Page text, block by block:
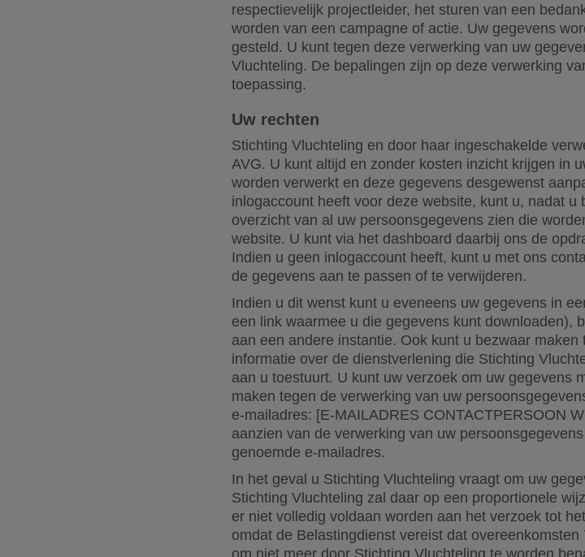
respectievelijk projectleider, het sturen van een
worden van een campagne of actie. Uw gegevens
gesteld. U kunt tegen deze verwerking van uw
Vluchteling. De bepalingen zijn op deze verwerking
toepassing.
Uw rechten
Stichting Vluchteling en door haar ingeschakelde
AVG. U kunt altijd en zonder kosten inzicht krijgen in
worden verwerkt en deze gegevens desgewenst
inlogaccount heeft voor deze website, kunt u, nadat
overzicht van al uw persoonsgegevens zien die
website. U kunt via het dashboard daarbij ons de
Indien u geen inlogaccount heeft, kunt u met ons
de gegevens aan te passen of te verwijderen.
Indien u dit wenst kunt u eveneens uw gegevens in
een link waarmee u die gegevens kunt downloaden),
aan een andere instantie. Ook kunt u bezwaar
informatie over de dienstverlening die Stichting
aan u toestuurt. U kunt uw verzoek om uw gegevens
maken tegen de verwerking van uw
e-mailadres: [E-MAILADRES CONTACTPERSOON
aanzien van de verwerking van uw
genoemde e-mailadres.
In het geval u Stichting Vluchteling vraagt om uw
Stichting Vluchteling zal daar op een proportionele
er niet volledig voldaan worden aan het verzoek tot
omdat de Belastingdienst vereist dat
om niet meer door Stichting Vluchteling te worden